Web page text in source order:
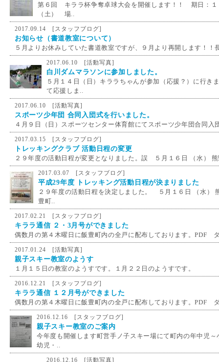
第６回 キララ杯争奪卓球大会を開催します！！ 期日：１
（土） 場..
2017.09.14 [スタッフブログ]
お知らせ（書道教室について）
５月よりお休みしていた書道教室ですが、９月より再開します！！
2017.06.10 [活動写真]
白川ダムマラソンに参加しました。
５月１４日（日）キララちゃんが参加（応援？）に行き
て応援しま..
2017.06.10 [活動写真]
スポーツ少年団 合同入団式を行いました。
４月９日（日）スポーツセンター体育館にてスポーツ少年団合同入
2017.03.15 [スタッフブログ]
トレッキングクラブ 活動日程の変更
２９年度の活動日程が変更となりました。誤 ５月１６日 （水）
2017.03.07 [スタッフブログ]
平成29年度 トレッキング活動日程が決まりました
２９年度の活動日程を決定しました。 ５月１６日 （水）
豊町..
2017.02.21 [スタッフブログ]
キララ通信 ２・3月号ができました
偶数月の第４木曜日に飯豊町内の全戸に配布しております。PDF
2017.01.24 [活動写真]
親子スキー教室のようす
１月１５日の教室のようすです。１月２２日のようすです。
2016.12.21 [スタッフブログ]
キララ通信 １２月号ができました
偶数月の第４木曜日に飯豊町内の全戸に配布しております。PDF
2016.12.16 [スタッフブログ]
親子スキー教室のご案内
今年度も開催します町営手ノ子スキー場にて町内の年中児～
幼児・..
2016.12.16 [活動写真]